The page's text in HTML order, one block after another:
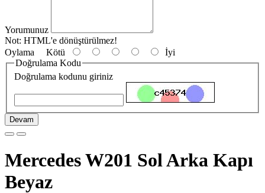
Yorumunuz
Not: HTML'e dönüştürülmez!
Oylama Kötü
İyi
Doğrulama Kodu
Doğrulama kodunu giriniz
Devam
Mercedes W201 Sol Arka Kapı
Beyaz